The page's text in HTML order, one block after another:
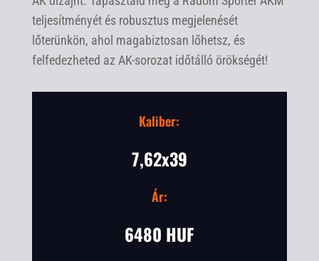
teljesítményét és robusztus megjelenését
lőterünkön, ahol magabiztosan lőhetsz, és
felfedezheted az AK-sorozat időtálló örökségét!
Kaliber:
7,62x39
Ár:
6480 HUF